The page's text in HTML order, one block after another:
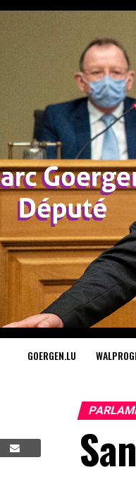
GOERGEN.LU